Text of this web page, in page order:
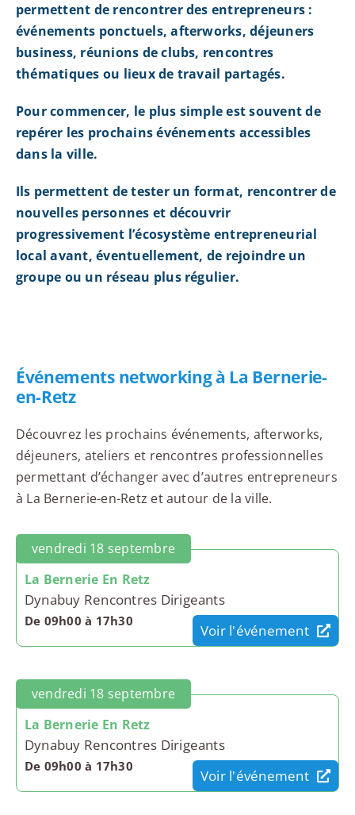
permettent de rencontrer des entrepreneurs :
événements ponctuels, afterworks, déjeuners
business, réunions de clubs, rencontres
thématiques ou lieux de travail partagés.
Pour commencer, le plus simple est souvent de
repérer les prochains événements accessibles
dans la ville.
Ils permettent de tester un format, rencontrer de
nouvelles personnes et découvrir
progressivement l’écosystème entrepreneurial
local avant, éventuellement, de rejoindre un
groupe ou un réseau plus régulier.
Événements networking à La Bernerie-
en-Retz
Découvrez les prochains événements, afterworks,
déjeuners, ateliers et rencontres professionnelles
permettant d’échanger avec d’autres entrepreneurs
à La Bernerie-en-Retz et autour de la ville.
vendredi 18 septembre
La Bernerie En Retz
Dynabuy Rencontres Dirigeants
De 09h00 à 17h30
Voir l'événement
vendredi 18 septembre
La Bernerie En Retz
Dynabuy Rencontres Dirigeants
De 09h00 à 17h30
Voir l'événement